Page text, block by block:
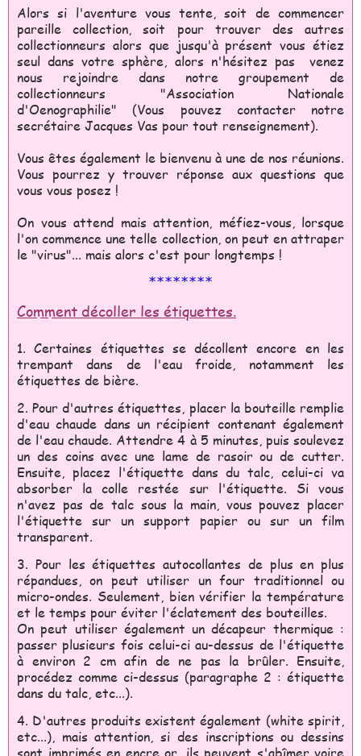
Alors si l'aventure vous tente, soit de commencer
pareille collection, soit pour trouver des autres
collectionneurs alors que jusqu'à présent vous étiez
seul dans votre sphère, alors n'hésitez pas venez
nous rejoindre dans notre groupement de
collectionneurs "Association Nationale
d'Oenographilie" (Vous pouvez contacter notre
secrétaire Jacques Vas pour tout renseignement).
Vous êtes également le bienvenu à une de nos réunions.
Vous pourrez y trouver réponse aux questions que
vous vous posez !
On vous attend mais attention, méfiez-vous, lorsque
l'on commence une telle collection, on peut en attraper
le "virus"... mais alors c'est pour longtemps !
********
Comment décoller les étiquettes.
1. Certaines étiquettes se décollent encore en les
trempant dans de l'eau froide, notamment les
étiquettes de bière.
2. Pour d'autres étiquettes, placer la bouteille remplie
d'eau chaude dans un récipient contenant également
de l'eau chaude. Attendre 4 à 5 minutes, puis soulevez
un des coins avec une lame de rasoir ou de cutter.
Ensuite, placez l'étiquette dans du talc, celui-ci va
absorber la colle restée sur l'étiquette. Si vous
n'avez pas de talc sous la main, vous pouvez placer
l'étiquette sur un support papier ou sur un film
transparent.
3. Pour les étiquettes autocollantes de plus en plus
répandues, on peut utiliser un four traditionnel ou
micro-ondes. Seulement, bien vérifier la température
et le temps pour éviter l'éclatement des bouteilles.
On peut utiliser également un décapeur thermique :
passer plusieurs fois celui-ci au-dessus de l'étiquette
à environ 2 cm afin de ne pas la brûler. Ensuite,
procédez comme ci-dessus (paragraphe 2 : étiquette
dans du talc, etc...).
4. D'autres produits existent également (white spirit,
etc...), mais attention, si des inscriptions ou dessins